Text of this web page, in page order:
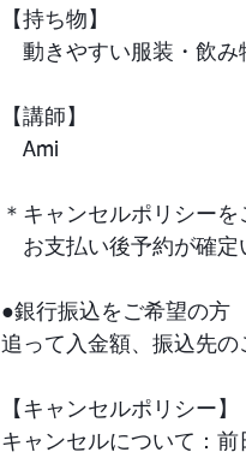
【持ち物】
動きやすい服装・飲み
【講師】
Ami
＊キャンセルポリシー
お支払い後予約が確定
●銀行振込をご希望の方
追って入金額、振込先の
【キャンセルポリシー】
キャンセルについて：前